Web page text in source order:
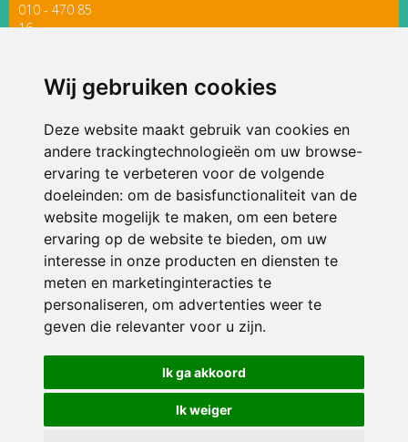
Wij gebruiken cookies
Deze website maakt gebruik van cookies en
andere trackingtechnologieën om uw browse-
ervaring te verbeteren voor de volgende
doeleinden: om de basisfunctionaliteit van de
website mogelijk te maken, om een betere
ervaring op de website te bieden, om uw
interesse in onze producten en diensten te
meten en marketinginteracties te
personaliseren, om advertenties weer te
geven die relevanter voor u zijn.
Ik ga akkoord
Ik weiger
010 - 470 85
16
ONDERDEEL VAN
© 2026 Avonturijn | Alle rechten voorbehouden
Privacy policy|Disclaimer| Klachtenregeling|RSIN en Anbi
voorkeuren
Crealisatie The MindOffice